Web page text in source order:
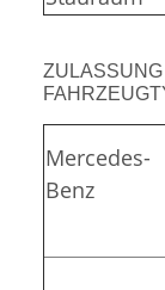
Mercedes-